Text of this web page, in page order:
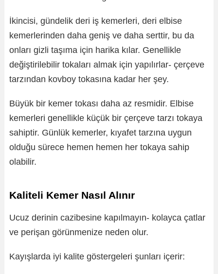
İkincisi, gündelik deri iş kemerleri, deri elbise
kemerlerinden daha geniş ve daha serttir, bu da
onları gizli taşıma için harika kılar. Genellikle
değiştirilebilir tokaları almak için yapılırlar- çerçeve
tarzından kovboy tokasına kadar her şey.
Büyük bir kemer tokası daha az resmidir. Elbise
kemerleri genellikle küçük bir çerçeve tarzı tokaya
sahiptir. Günlük kemerler, kıyafet tarzına uygun
olduğu sürece hemen hemen her tokaya sahip
olabilir.
Kaliteli Kemer Nasıl Alınır
Ucuz derinin cazibesine kapılmayın- kolayca çatlar
ve perişan görünmenize neden olur.
Kayışlarda iyi kalite göstergeleri şunları içerir: